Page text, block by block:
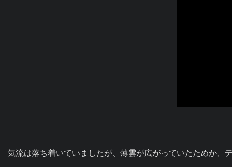
気流は落ち着いていましたが、薄雲が広がっていたためか、